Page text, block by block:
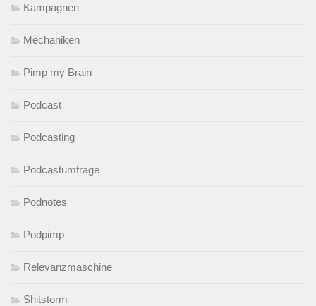
Kampagnen
Mechaniken
Pimp my Brain
Podcast
Podcasting
Podcastumfrage
Podnotes
Podpimp
Relevanzmaschine
Shitstorm